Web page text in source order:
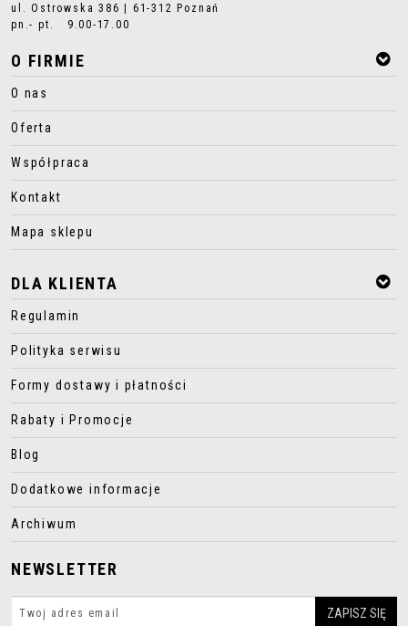
ul. Ostrowska 386 | 61-312 Poznań
pn.- pt. 9.00-17.00
O FIRMIE
O nas
Oferta
Współpraca
Kontakt
Mapa sklepu
DLA KLIENTA
Regulamin
Polityka serwisu
Formy dostawy i płatności
Rabaty i Promocje
Blog
Dodatkowe informacje
Archiwum
NEWSLETTER